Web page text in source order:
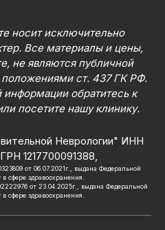
носит исключительно
Все материалы и цены,
не являются публичной
ст. 437 ГК РФ.
обратитесь к
посетите нашу клинику.
Неврологии" ИНН
1217700091388,
от 06.07.2021г., выдана Федеральной
сфере здравоохранения.
от 23.04.2025г., выдана Федеральной
сфере здравоохранения.